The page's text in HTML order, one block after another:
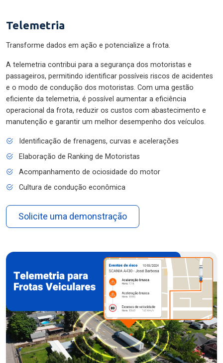
Telemetria
Transforme dados em ação e potencialize a frota.
A telemetria contribui para a segurança dos motoristas e
passageiros, permitindo identificar possíveis riscos de acidentes
e o modo de condução dos motoristas. Com uma gestão
eficiente da telemetria, é possível aumentar a eficiência
operacional da frota, reduzir os custos com abastecimento e
manutenção e garantir um melhor desempenho dos veículos.
Identificação de frenagens, curvas e acelerações
Elaboração de Ranking de Motoristas
Acompanhamento de ociosidade do motor
Cultura de condução econômica
Solicite uma demonstração